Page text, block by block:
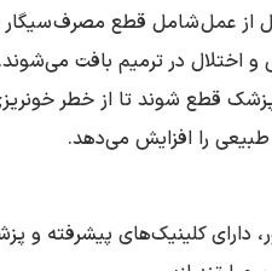
از عمل شامل قطع مصرف سیگار
اختلال در ترمیم بافت
پزشک قطع شوند تا از خطر
را افزایش می‌دهد.
دارای کلینیک‌های پیشرفته و